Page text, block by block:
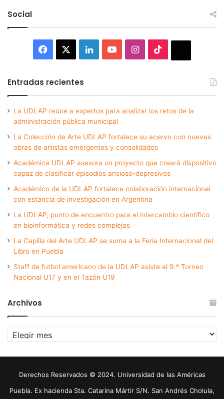
Social
Facebook LinkedInYouTubeInstagram
Entradas recientes
La UDLAP reúne a expertos para analizar los retos de la
administración pública municipal
La Colección de Arte UDLAP fortalece su acervo con nuevas
obras de artistas emergentes y consolidados
Académica UDLAP asesora un proyecto que creará dispositivo
capaz de clasificar episodios ansioso-depresivos
Académico de la UDLAP fortalece colaboración internacional
con estancia de investigación en Argentina
La UDLAP, punto de encuentro para el intercambio científico
en bioinformática y redes complejas
La Capilla del Arte UDLAP se suma a la Feria Internacional del
Libro en Puebla
Staff de futbol americano de la UDLAP asiste al 9.º Torneo
Nacional U17 y en el Tazón U19
Archivos
Archivos
Derechos Reservados © 2024. Universidad de las Américas
Puebla. Ex hacienda Sta. Catarina Mártir S/N. San Andrés Cholula,